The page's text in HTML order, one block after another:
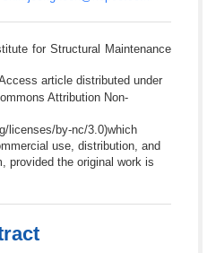
for Structural Maintenance
article distributed under
Attribution Non-
licenses/by-nc/3.0)which
use, distribution, and
provided the original work is